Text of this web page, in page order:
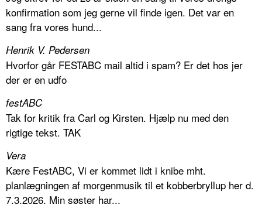
konfirmation som jeg gerne vil finde igen. Det var en
sang fra vores hund...
Henrik V. Pedersen
Hvorfor går FESTABC mail altid i spam? Er det hos jer
der er en udfo
festABC
Tak for kritik fra Carl og Kirsten. Hjælp nu med den
rigtige tekst. TAK
Vera
Kære FestABC, Vi er kommet lidt i knibe mht.
planlægningen af morgenmusik til et kobberbryllup her d.
7.3.2026. Min søster har...